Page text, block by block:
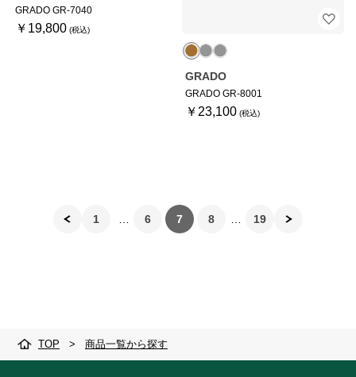
GRADO GR-7040
￥19,800
GRADO
GRADO GR-8001
￥23,100
1 6 7 8 19
TOP > 商品一覧から探す